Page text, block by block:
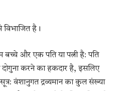
विभाजित है।
और एक पति या पत्नी है: पति
दोगुना करने का हकदार है, इसलिए
वंशानुगत द्रव्यमान का कुल संख्या